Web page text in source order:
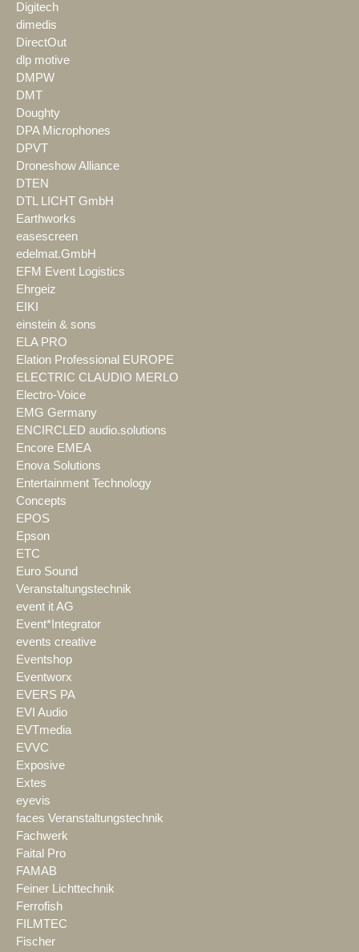
Digitech
dimedis
DirectOut
dlp motive
DMPW
DMT
Doughty
DPA Microphones
DPVT
Droneshow Alliance
DTEN
DTL LICHT GmbH
Earthworks
easescreen
edelmat.GmbH
EFM Event Logistics
Ehrgeiz
EIKI
einstein & sons
ELA PRO
Elation Professional EUROPE
ELECTRIC CLAUDIO MERLO
Electro-Voice
EMG Germany
ENCIRCLED audio.solutions
Encore EMEA
Enova Solutions
Entertainment Technology
Concepts
EPOS
Epson
ETC
Euro Sound
Veranstaltungstechnik
event it AG
Event*Integrator
events creative
Eventshop
Eventworx
EVERS PA
EVI Audio
EVTmedia
EVVC
Exposive
Extes
eyevis
faces Veranstaltungstechnik
Fachwerk
Faital Pro
FAMAB
Feiner Lichttechnik
Ferrofish
FILMTEC
Fischer